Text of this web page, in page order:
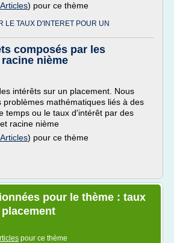
) pour ce thème
LE TAUX D'INTERET POUR UN
composés par les
nième
intérêts sur un placement. Nous
problèmes mathématiques liés à des
temps ou le taux d'intérêt par des
racine nième
) pour ce thème
pour le thème : taux
pour ce thème